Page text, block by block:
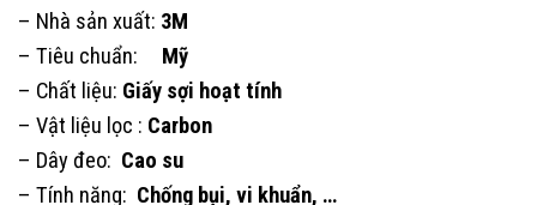
– Nhà sản xuất: 3M
– Tiêu chuẩn: Mỹ
– Chất liệu: Giấy sợi hoạt tính
– Vật liệu lọc : Carbon
– Dây đeo: Cao su
– Tính năng: Chống bụi, vi khuẩn, …